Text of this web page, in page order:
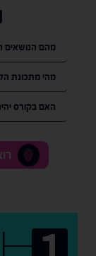
מהם הנושאים
מהי מתכונת
האם בקורס יהיה תרגול מעשי?